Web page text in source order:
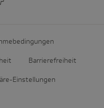
Barrierefreiheit
Einstellungen